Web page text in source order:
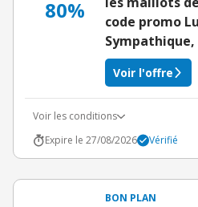
80%
code promo
Sympathique,
Voir l'offre
Voir les conditions
Expire le 27/08/2026
Vérifié
BON PLAN